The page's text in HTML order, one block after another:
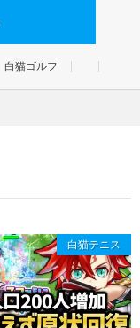
白猫ゴルフ
白猫テニス